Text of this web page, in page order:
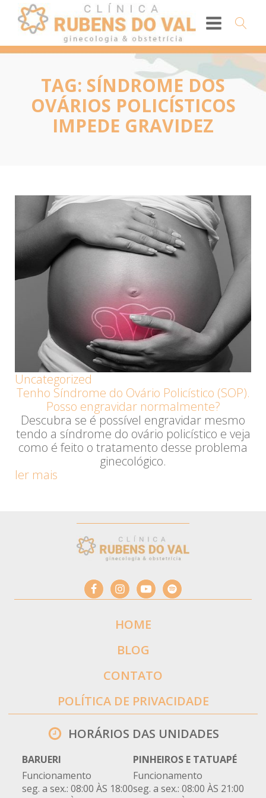
TAG: SÍNDROME DOS
OVÁRIOS POLICÍSTICOS
IMPEDE GRAVIDEZ
Uncategorized
Tenho Síndrome do Ovário Policístico (SOP).
Posso engravidar normalmente?
Descubra se é possível engravidar mesmo
tendo a síndrome do ovário policístico e veja
como é feito o tratamento desse problema
ginecológico.
ler mais
HOME
BLOG
CONTATO
POLÍTICA DE PRIVACIDADE
HORÁRIOS DAS UNIDADES
BARUERI
Funcionamento
seg. a sex.: 08:00 ÀS 18:00
PINHEIROS E TATUAPÉ
Funcionamento
seg. a sex.: 08:00 ÀS 21:00